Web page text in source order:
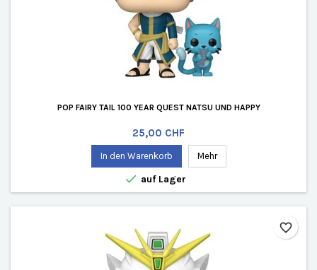
POP FAIRY TAIL 100 YEAR QUEST NATSU UND HAPPY
Preis
25,00 CHF
In den Warenkorb Mehr
 auf Lager
favorite_border